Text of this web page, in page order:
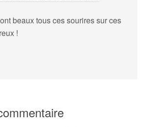
beaux tous ces sourires sur ces
!